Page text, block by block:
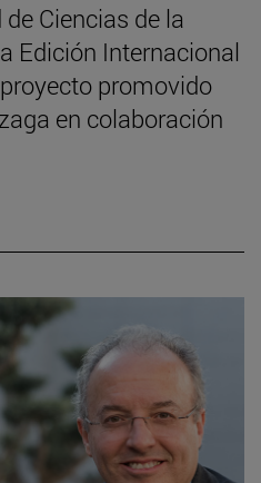
Ciencias de la
Edición Internacional
promovido
en colaboración